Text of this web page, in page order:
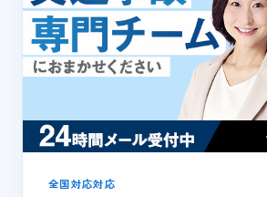
全国対応対応